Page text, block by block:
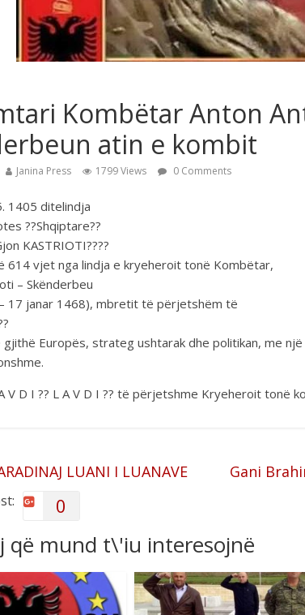
Kombëtar Anton
atin e kombit
Janina Press 1799 Views 0 Comments
1405 ditelindja
??Shqiptare??
KASTRIOTI????
614 vjet nga lindja e kryeheroit tonë Kombëtar,
– Skënderbeu
17 janar 1468), mbretit të përjetshëm të
Europës, strateg ushtarak dhe politikan, me
V D I ?? L A V D I ?? të përjetshme Kryeheroit tonë
LUANI I LUANAVE Gani
0
që mund t\'iu interesojnë